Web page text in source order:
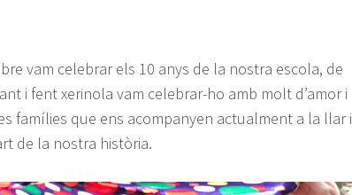
vam celebrar els 10 anys de la nostra escola, de
i fent xerinola vam celebrar-ho amb molt d’amor i
famílies que ens acompanyen actualment a la llar i
de la nostra història.